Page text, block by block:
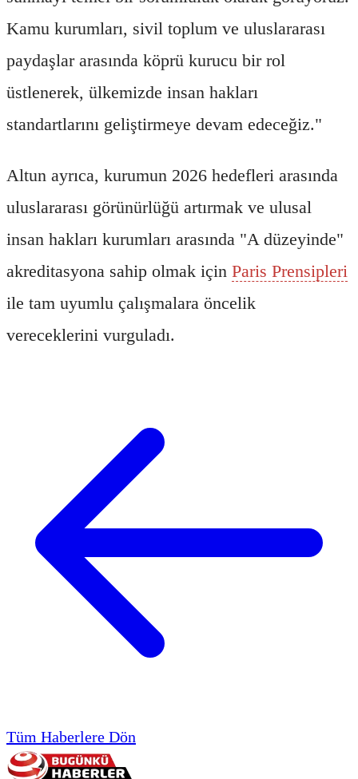
Kamu kurumları, sivil toplum ve uluslararası
paydaşlar arasında köprü kurucu bir rol
üstlenerek, ülkemizde insan hakları
standartlarını geliştirmeye devam edeceğiz."
Altun ayrıca, kurumun 2026 hedefleri arasında
uluslararası görünürlüğü artırmak ve ulusal
insan hakları kurumları arasında "A düzeyinde"
akreditasyona sahip olmak için Paris Prensipleri
ile tam uyumlu çalışmalara öncelik
vereceklerini vurguladı.
Tüm Haberlere Dön